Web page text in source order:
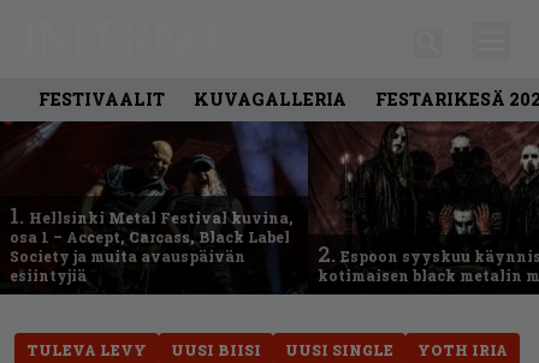
FESTIVAALIT KUVAGALLERIA FESTARIKESÄ
1. Hellsinki Metal Festival kuvina,
osa 1 – Accept, Carcass, Black Label
Society ja muita avauspäivän
esiintyjiä
2. Espoon syyskuu
kotimaisen black metalin
TULEVA LEVY UUSI BIISI UUSI SINGLE YOTH IRIA